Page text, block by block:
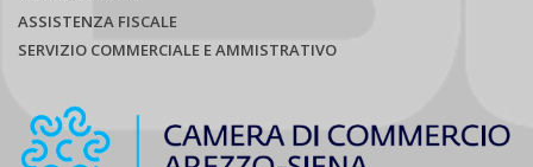
ASSISTENZA FISCALE
SERVIZIO COMMERCIALE E AMMISTRATIVO